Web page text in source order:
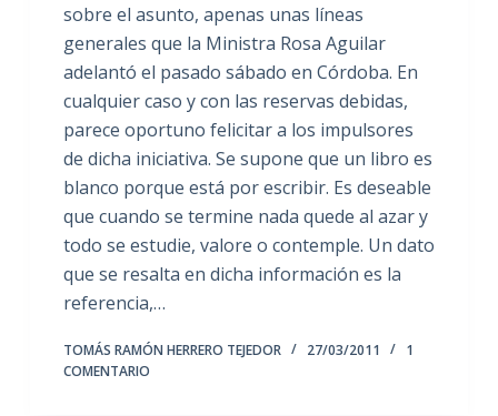
sobre el asunto, apenas unas líneas
generales que la Ministra Rosa Aguilar
adelantó el pasado sábado en Córdoba. En
cualquier caso y con las reservas debidas,
parece oportuno felicitar a los impulsores
de dicha iniciativa. Se supone que un libro es
blanco porque está por escribir. Es deseable
que cuando se termine nada quede al azar y
todo se estudie, valore o contemple. Un dato
que se resalta en dicha información es la
referencia,…
TOMÁS RAMÓN HERRERO TEJEDOR 27/03/2011
1
COMENTARIO